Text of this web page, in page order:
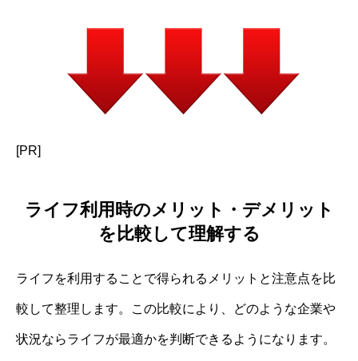
[PR]
ライフ利用時のメリット・デメリット
を比較して理解する
ライフを利用することで得られるメリットと注意点を比
較して整理します。この比較により、どのような企業や
状況ならライフが最適かを判断できるようになります。